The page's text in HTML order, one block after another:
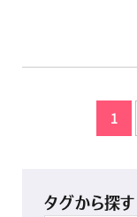
1
タグから探す